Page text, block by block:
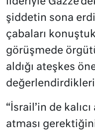
şiddetin sona
çabaları
görüşmede
aldığı ateşkes
“İsrail’in de
atması